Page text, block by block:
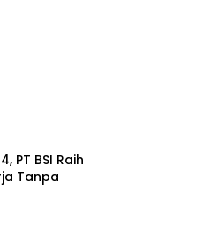
PT BSI Raih
Tanpa